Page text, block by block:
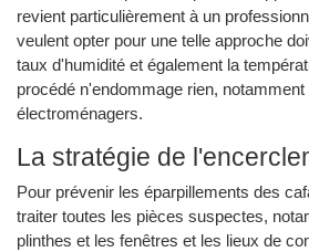
revient particulièrement à un
veulent opter pour une telle approche
taux d'humidité et également la
procédé n'endommage rien,
électroménagers.
La stratégie de
Pour prévenir les éparpillements des
traiter toutes les pièces suspectes,
plinthes et les fenêtres et les lieux de